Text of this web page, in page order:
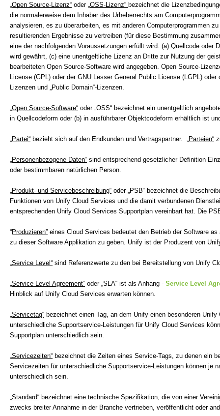
„Open Source-Lizenz“ oder „ OSS-Lizenz“ bezeichnet die
die normalerweise dem Inhaber des Urheberrechts am
analysieren, es zu überarbeiten, es mit anderen Computerprogrammen
resultierenden Ergebnisse zu vertreiben (für diese Bestimmung
eine der nachfolgenden Voraussetzungen erfüllt wird: (a) Quellcode
wird gewährt, (c) eine unentgeltliche Lizenz an Dritte zur Nutzung der
bearbeiteten Open Source-Software wird angegeben. Open Source-
License (GPL) oder der GNU Lesser General Public License (LGPL)
Lizenzen und „Public Domain“-Lizenzen.
„Open Source-Software“ oder „OSS“ bezeichnet ein unentgeltlich
in Quellcodeform oder (b) in ausführbarer Objektcodeform erhältlich ist
„Partei“ bezieht sich auf den Endkunden und Vertragspartner. „ Parteien“
„Personenbezogene Daten“ sind entsprechend gesetzlicher Definition
oder bestimmbaren natürlichen Person.
„Produkt- und Servicebeschreibung“ oder „PSB“ bezeichnet die
Funktionen von Unify Cloud Services und die damit verbundenen
entsprechenden Unify Cloud Services Supportplan vereinbart hat. Die
“Produzieren” eines Cloud Services bedeutet den Betrieb der Software
zu dieser Software Applikation zu geben. Unify ist der Produzent von
„Service Level“ sind Referenzwerte zu den bei Bereitstellung von Unify
Service Level Agreement“ oder „SLA“ ist als Anhang - Service Level
Hinblick auf Unify Cloud Services erwarten können.
„Servicetag“ bezeichnet einen Tag, an dem Unify einen besonderen
unterschiedliche Supportservice-Leistungen für Unify Cloud Services
Supportplan unterschiedlich sein.
„Servicezeiten“ bezeichnet die Zeiten eines Service-Tags, zu denen ein
Servicezeiten für unterschiedliche Supportservice-Leistungen können je
unterschiedlich sein.
Standard“ bezeichnet eine technische Spezifikation, die von einer
zwecks breiter Annahme in der Branche vertrieben, veröffentlicht oder